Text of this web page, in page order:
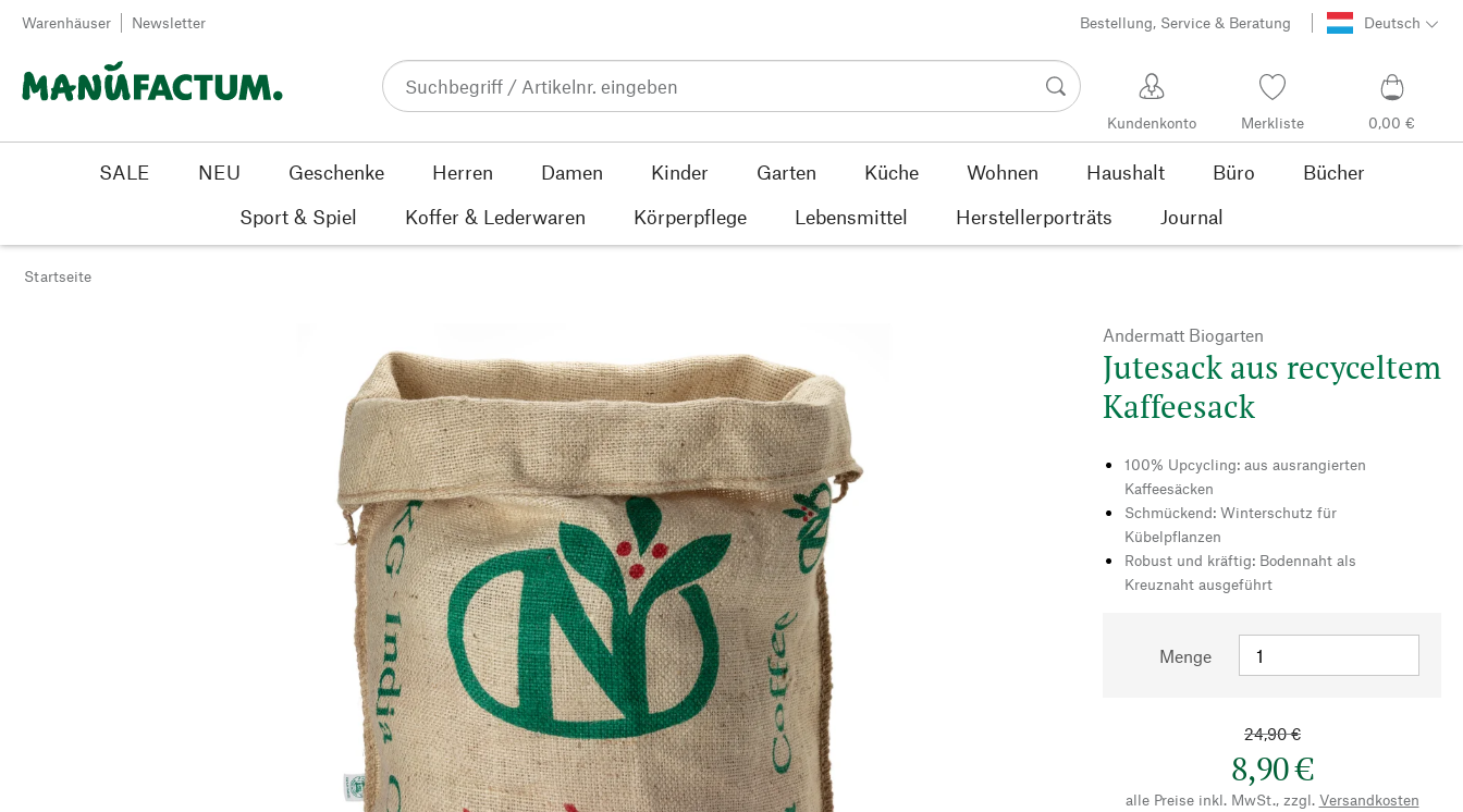
Zum Inhalt springen
Warenhäuser Newsletter Bestellung, Service & Beratung Deutsch
Kundenkonto Merkliste 0,00 €
SALE NEU Geschenke Herren Damen Kinder Garten Küche Wohnen Haushalt Büro
Bücher
Sport & Spiel
Koffer & Lederwaren Körperpflege Lebensmittel Herstellerporträts Journal
Startseite
Andermatt Biogarten
Jutesack aus recyceltem
Kaffeesack
100% Upcycling: aus ausrangierten
Kaffeesäcken
Schmückend: Winterschutz für
Kübelpflanzen
Robust und kräftig: Bodennaht als
Kreuznaht ausgeführt
Menge
24,90 €
8,90 €
alle Preise inkl. MwSt., zzgl. Versandkosten